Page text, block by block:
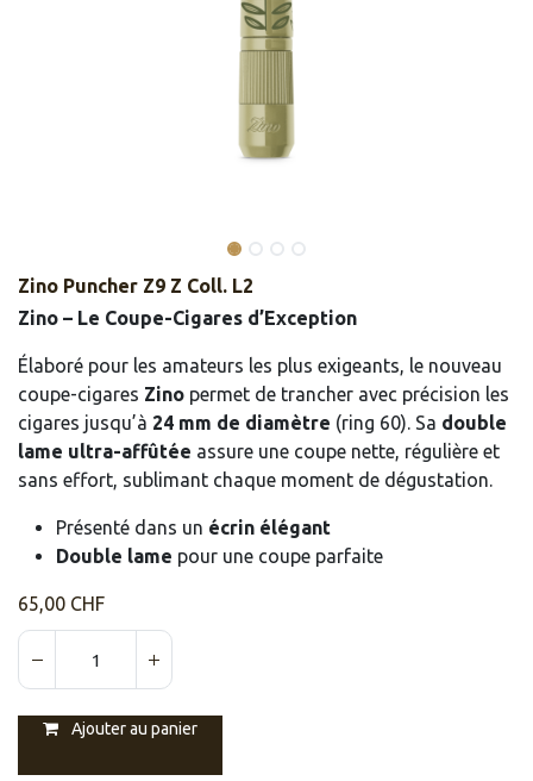
Zino Puncher Z9 Z Coll. L2
Zino – Le Coupe-Cigares d’Exception
Élaboré pour les amateurs les plus exigeants, le nouveau
coupe-cigares Zino permet de trancher avec précision les
cigares jusqu’à 24 mm de diamètre (ring 60). Sa double
lame ultra-affûtée assure une coupe nette, régulière et
sans effort, sublimant chaque moment de dégustation.
Présenté dans un écrin élégant
Double lame pour une coupe parfaite
65,00 CHF
Ajouter au panier